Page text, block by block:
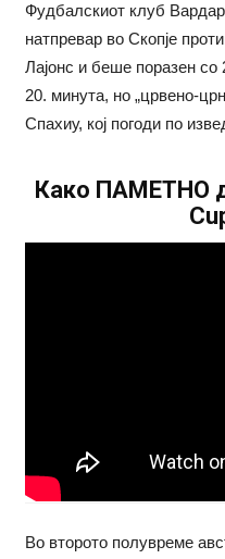
Фудбалскиот клуб Вардар
натпревар во Скопје
Лајонс и беше поразен со
20. минута, но „црвено-
Спахиу, кој погоди по
Како ПАМЕТНО
Во второто полувреме